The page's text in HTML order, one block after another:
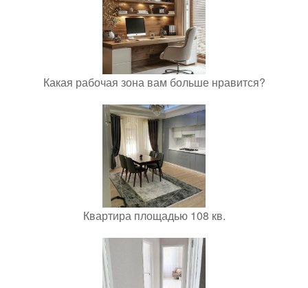
Какая рабочая зона вам больше нравится?
Квартира площадью 108 кв.